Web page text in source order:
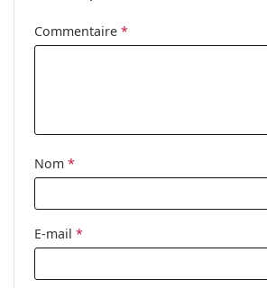
ressort:
nettoyage:
Oui
Catégorie:
Lunettes de vue
Marque:
Polo Ralph Lauren
Commentaire *
Nom *
E-mail *